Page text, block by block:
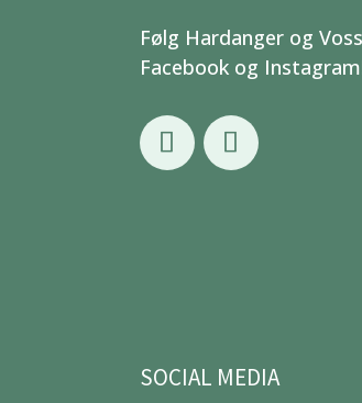
Følg Hardanger og
Facebook og
SOCIAL MEDIA